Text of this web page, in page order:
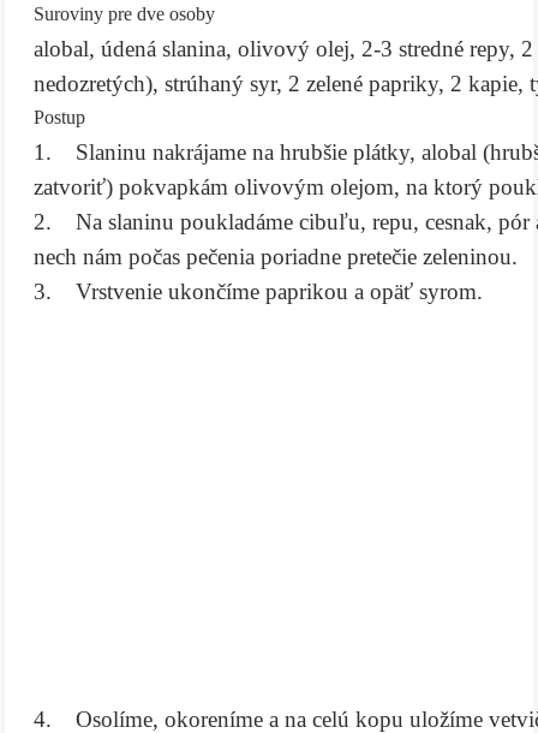
Suroviny pre dve osoby
alobal, údená slanina, olivový olej, 2-3 stredné repy,
nedozretých), strúhaný syr, 2 zelené papriky, 2
Postup
1. Slaninu nakrájame na hrubšie plátky, alobal
zatvoriť) pokvapkám olivovým olejom, na ktorý
2. Na slaninu poukladáme cibuľu, repu, cesnak, pór
nech nám počas pečenia poriadne pretečie zeleninou.
3. Vrstvenie ukončíme paprikou a opäť syrom.
4. Osolíme, okoreníme a na celú kopu uložíme